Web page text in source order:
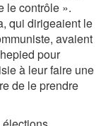
le contrôle ».
qui dirigeaient le
avaient
pour
à leur faire une
de le prendre